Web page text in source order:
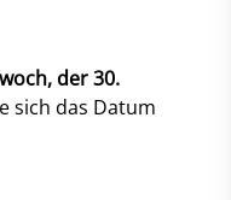
der 30.
sich das Datum